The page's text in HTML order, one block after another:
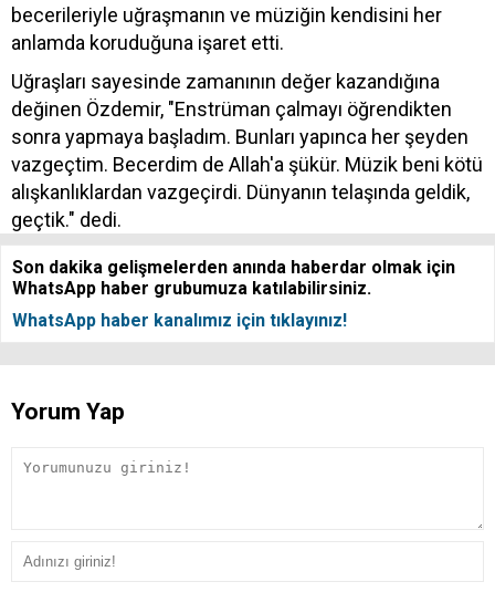
becerileriyle uğraşmanın ve müziğin kendisini her
anlamda koruduğuna işaret etti.
Uğraşları sayesinde zamanının değer kazandığına
değinen Özdemir, "Enstrüman çalmayı öğrendikten
sonra yapmaya başladım. Bunları yapınca her şeyden
vazgeçtim. Becerdim de Allah'a şükür. Müzik beni kötü
alışkanlıklardan vazgeçirdi. Dünyanın telaşında geldik,
geçtik." dedi.
Son dakika gelişmelerden anında haberdar olmak için
WhatsApp haber grubumuza katılabilirsiniz.
WhatsApp haber kanalımız için tıklayınız!
Yorum Yap